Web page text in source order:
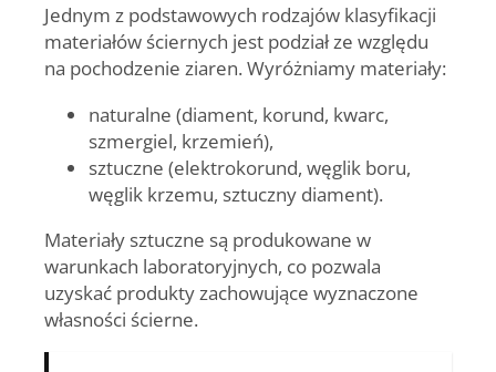
Jednym z podstawowych rodzajów klasyfikacji
materiałów ściernych jest podział ze względu
na pochodzenie ziaren. Wyróżniamy materiały:
naturalne (diament, korund, kwarc,
szmergiel, krzemień),
sztuczne (elektrokorund, węglik boru,
węglik krzemu, sztuczny diament).
Materiały sztuczne są produkowane w
warunkach laboratoryjnych, co pozwala
uzyskać produkty zachowujące wyznaczone
własności ścierne.